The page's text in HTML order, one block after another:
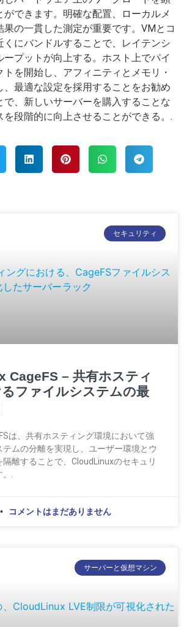
できます。明確な配置、ローカルメ
果の一貫した測定が重要です。VMとコ
くにバンドルすることで、レイテンシ
ープットが向上する。ホスト上でパイ
トを開始し、アフィニティとメモリ・
、最適な設定を採用することをお勧め
で、新しいサーバーを購入することな
を段階的に向上させることができる。.
セキュリティ
CageFS – 共有ホスティ
ファイルシステムの最
は、共有ホスティング環境において強
テムの分離を実現し、ユーザー環境とウ
隔離することで、CloudLinuxのセキュリ
.
コメントはまだありません
サーバーと仮想マシン